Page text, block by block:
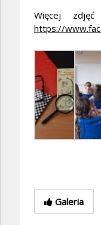
Więcej
https://
Galeria